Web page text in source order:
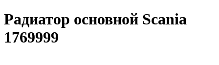
Радиатор основной Scania
1769999